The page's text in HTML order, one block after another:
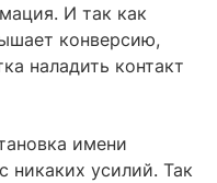
И так как
конверсию,
наладить контакт
имени
никаких усилий. Так